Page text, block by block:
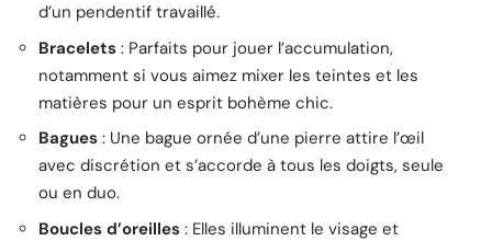
d’un pendentif travaillé.
Bracelets : Parfaits pour jouer l’accumulation,
notamment si vous aimez mixer les teintes et les
matières pour un esprit bohème chic.
Bagues : Une bague ornée d’une pierre attire l’œil
avec discrétion et s’accorde à tous les doigts, seule
ou en duo.
Boucles d’oreilles : Elles illuminent le visage et